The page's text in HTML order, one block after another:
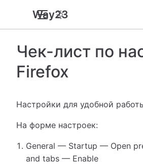
Way23
Чек-лист по
Firefox
Настройки для удобной
На форме настроек:
General — Startup — Open
and tabs — Enable